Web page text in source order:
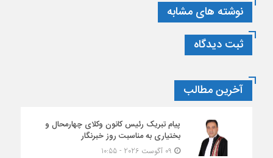
نوشته های مشابه
ثبت دیدگاه
آخرین مطالب
پیام تبریک رئیس کانون وکلای چهارمحال و
بختیاری به مناسبت روز خبرنگار